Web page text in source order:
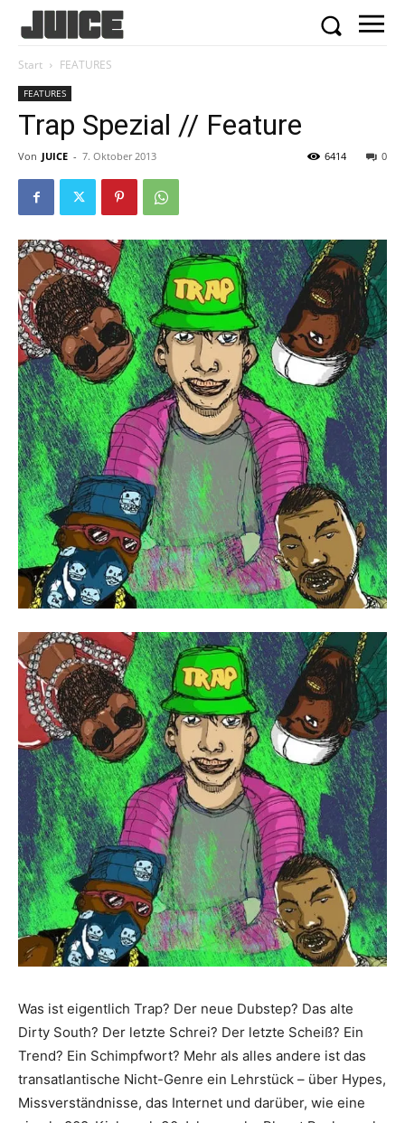
Start FEATURES
FEATURES
Trap Spezial // Feature
Von JUICE - 7. Oktober 2013 0
6414
Was ist eigentlich Trap? Der neue Dubstep? Das alte
Dirty South? Der letzte Schrei? Der letzte Scheiß? Ein
Trend? Ein Schimpfwort? Mehr als alles andere ist das
transatlantische Nicht-Genre ein Lehrstück – über Hypes,
Missverständnisse, das Internet und darüber, wie eine